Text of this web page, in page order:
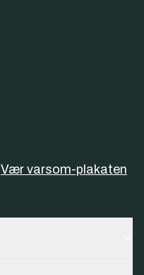
Vær varsom-plakaten